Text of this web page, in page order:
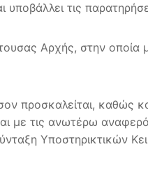
τις
Αρχής, στην
προσκαλείται, καθώς
με τις ανωτέρω
Υποστηρικτικών